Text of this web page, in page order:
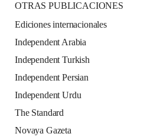
OTRAS PUBLICACIONES
Ediciones internacionales
Independent Arabia
Independent Turkish
Independent Persian
Independent Urdu
The Standard
Novaya Gazeta